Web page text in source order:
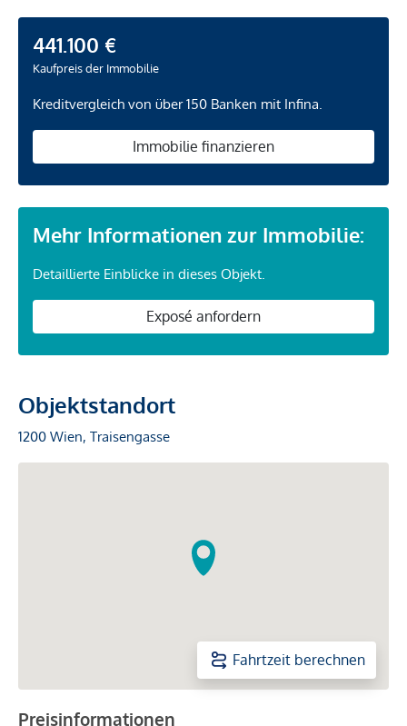
441.100 €
Kaufpreis der Immobilie
Kreditvergleich von über 150 Banken mit Infina.
Immobilie finanzieren
Mehr Informationen zur Immobilie:
Detaillierte Einblicke in dieses Objekt.
Exposé anfordern
Objektstandort
1200 Wien, Traisengasse
Fahrtzeit berechnen
Preisinformationen